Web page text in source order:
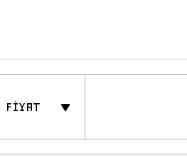
Fİyat